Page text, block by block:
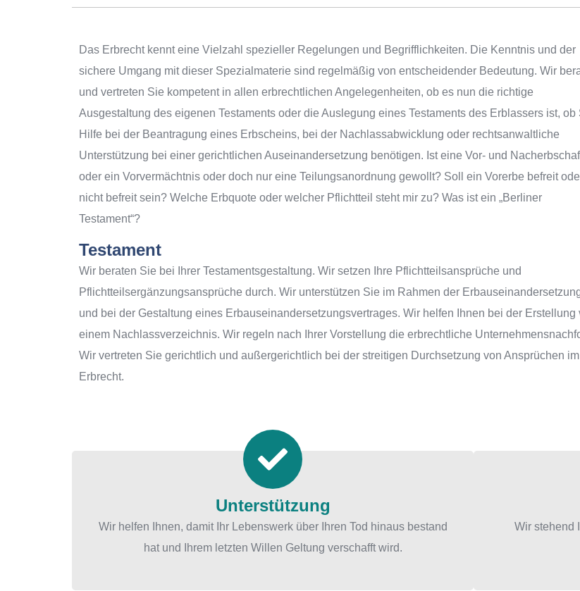
Das Erbrecht kennt eine Vielzahl spezieller Regelungen und Begrifflichkeiten. Die Kenntnis und der
sichere Umgang mit dieser Spezialmaterie sind regelmäßig von entscheidender Bedeutung. Wir
und vertreten Sie kompetent in allen erbrechtlichen Angelegenheiten, ob es nun die richtige
Ausgestaltung des eigenen Testaments oder die Auslegung eines Testaments des Erblassers ist, ob
Hilfe bei der Beantragung eines Erbscheins, bei der Nachlassabwicklung oder rechtsanwaltliche
Unterstützung bei einer gerichtlichen Auseinandersetzung benötigen. Ist eine Vor- und
oder ein Vorvermächtnis oder doch nur eine Teilungsanordnung gewollt? Soll ein Vorerbe befreit
nicht befreit sein? Welche Erbquote oder welcher Pflichtteil steht mir zu? Was ist ein „Berliner
Testament“?
Testament
Wir beraten Sie bei Ihrer Testamentsgestaltung. Wir setzen Ihre Pflichtteilsansprüche und
Pflichtteilsergänzungsansprüche durch. Wir unterstützen Sie im Rahmen der
und bei der Gestaltung eines Erbauseinandersetzungsvertrages. Wir helfen Ihnen bei der Erstellung
einem Nachlassverzeichnis. Wir regeln nach Ihrer Vorstellung die erbrechtliche
Wir vertreten Sie gerichtlich und außergerichtlich bei der streitigen Durchsetzung von Ansprüchen im
Erbrecht.
Unterstützung
Wir helfen Ihnen, damit Ihr Lebenswerk über Ihren Tod hinaus bestand
hat und Ihrem letzten Willen Geltung verschafft wird.
Wir stehend